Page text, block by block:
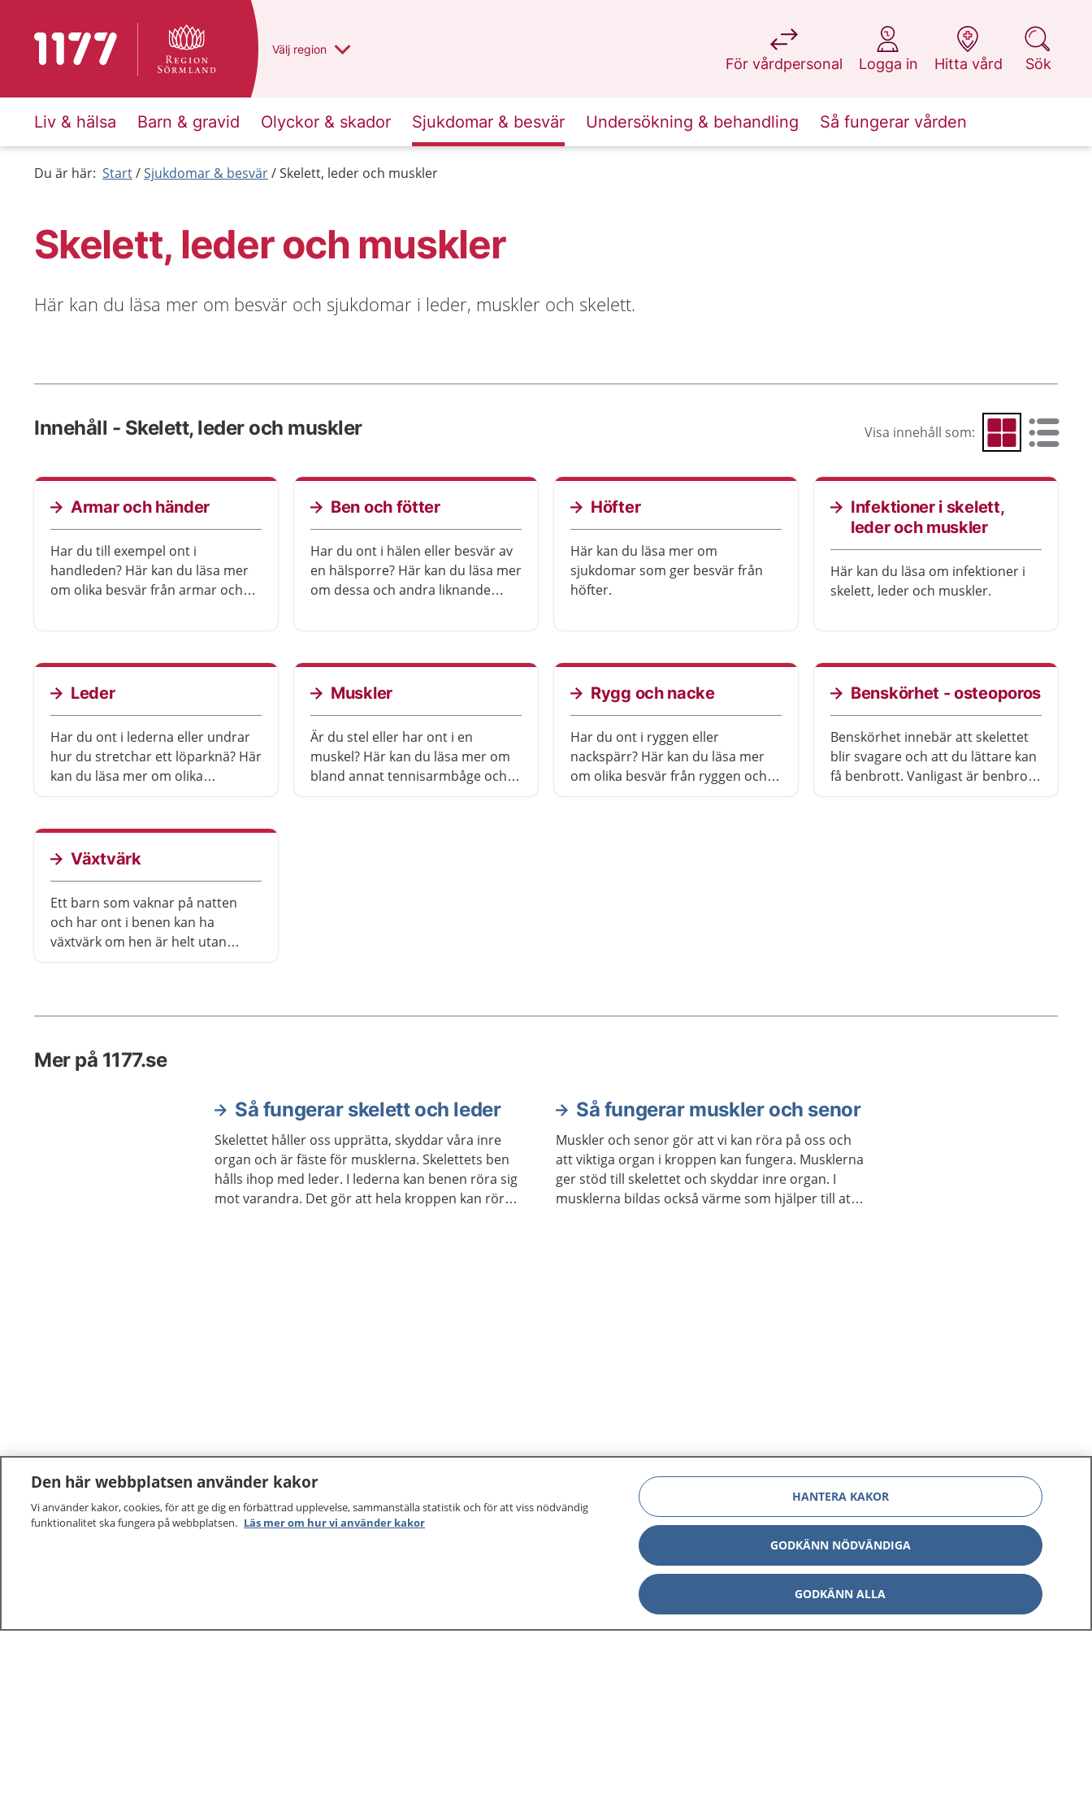
Till startsidan för 1177 Du har valt region
Välj en annan
region
För vårdpersonal
på 1177.se
Logga in
på 1177.se
Hitta vård
på 1177.se
Sök
på 1177.se
Liv & hälsa Barn & gravid Olyckor & skador Sjukdomar & besvär Undersökning & behandling Så fungerar vården
Du är här: Start Sjukdomar & besvär Skelett, leder och muskler
Skelett, leder och muskler
Här kan du läsa mer om besvär och sjukdomar i leder, muskler och skelett.
Innehåll - Skelett, leder och muskler Visa innehåll som: Visa som rutnät
Visa som
Armar och händer
Har du till exempel ont i
handleden? Här kan du läsa mer
om olika besvär från armar och
Ben och fötter
Har du ont i hälen eller besvär av
en hälsporre? Här kan du läsa mer
om dessa och andra liknande
Höfter
Här kan du läsa mer om
sjukdomar som ger besvär från
höfter.
Infektioner i skelett,
leder och muskler
Här kan du läsa om infektioner i
skelett, leder och muskler.
Leder
Har du ont i lederna eller undrar
hur du stretchar ett löparknä? Här
kan du läsa mer om olika
Muskler
Är du stel eller har ont i en
muskel? Här kan du läsa mer om
bland annat tennisarmbåge och
Rygg och nacke
Har du ont i ryggen eller
nackspärr? Här kan du läsa mer
om olika besvär från ryggen och
Benskörhet - osteoporos
Benskörhet innebär att skelettet
blir svagare och att du lättare kan
få benbrott. Vanligast är benbrott
Växtvärk
Ett barn som vaknar på natten
och har ont i benen kan ha
växtvärk om hen är helt utan
ålder.
Mer på 1177.se
Så fungerar skelett och leder
Skelettet håller oss upprätta, skyddar våra inre
organ och är fäste för musklerna. Skelettets ben
hålls ihop med leder. I lederna kan benen röra sig
mot varandra. Det gör att hela kroppen kan röra
Så fungerar muskler och senor
Muskler och senor gör att vi kan röra på oss och
att viktiga organ i kroppen kan fungera. Musklerna
ger stöd till skelettet och skyddar inre organ. I
musklerna bildas också värme som hjälper till att
1177 –tryggt om din hälsa och vård
sjukvårdsrådgivning dygnet runt.
Other languages
Lättläst svenska
Om 1177
E-tjänster
Kontakt
Den här webbplatsen använder kakor
Vi använder kakor, cookies, för att ge dig en förbättrad upplevelse, sammanställa statistik och för att viss nödvändig
funktionalitet ska fungera på webbplatsen. Läs mer om hur vi använder kakor
HANTERA KAKOR
GODKÄNN NÖDVÄNDIGA
GODKÄNN ALLA